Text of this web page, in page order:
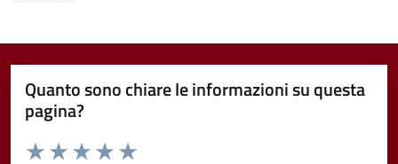
Quanto sono chiare le informazioni su questa
pagina?
Valuta da 1 a 5 stelle la pagina